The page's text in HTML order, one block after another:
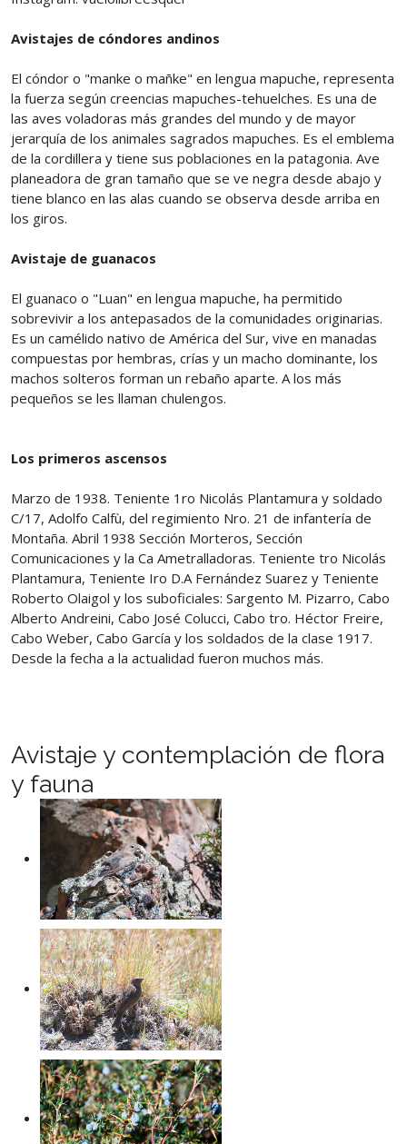
Avistajes de cóndores andinos
El cóndor o "manke o mañke" en lengua mapuche, representa
la fuerza según creencias mapuches-tehuelches. Es una de
las aves voladoras más grandes del mundo y de mayor
jerarquía de los animales sagrados mapuches. Es el emblema
de la cordillera y tiene sus poblaciones en la patagonia. Ave
planeadora de gran tamaño que se ve negra desde abajo y
tiene blanco en las alas cuando se observa desde arriba en
los giros.
Avistaje de guanacos
El guanaco o "Luan" en lengua mapuche, ha permitido
sobrevivir a los antepasados de la comunidades originarias.
Es un camélido nativo de América del Sur, vive en manadas
compuestas por hembras, crías y un macho dominante, los
machos solteros forman un rebaño aparte. A los más
pequeños se les llaman chulengos.
Los primeros ascensos
Marzo de 1938. Teniente 1ro Nicolás Plantamura y soldado
C/17, Adolfo Calfù, del regimiento Nro. 21 de infantería de
Montaña. Abril 1938 Sección Morteros, Sección
Comunicaciones y la Ca Ametralladoras. Teniente tro Nicolás
Plantamura, Teniente Iro D.A Fernández Suarez y Teniente
Roberto Olaigol y los suboficiales: Sargento M. Pizarro, Cabo
Alberto Andreini, Cabo José Colucci, Cabo tro. Héctor Freire,
Cabo Weber, Cabo García y los soldados de la clase 1917.
Desde la fecha a la actualidad fueron muchos más.
Avistaje y contemplación de flora
y fauna